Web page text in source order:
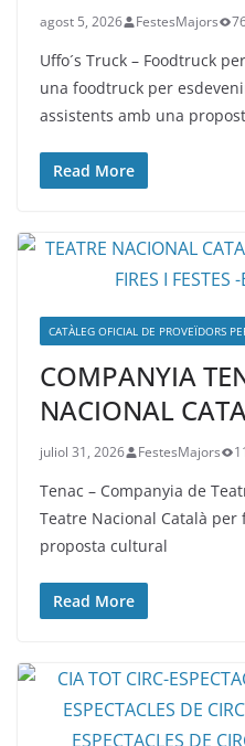
agost 5, 2026 FestesMajors
Uffo´s Truck – Foodtruck
una foodtruck per
assistents amb una
Read More
CATÀLEG OFICIAL DE PROVEÏDORS
COMPANYIA
NACIONAL
juliol 31, 2026 FestesMajors
Tenac – Companyia de
Teatre Nacional Català
proposta cultural
Read More